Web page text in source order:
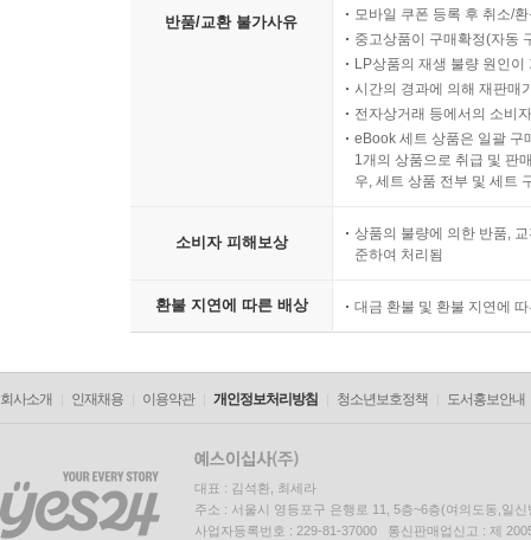
반품/교환 불가사유
모바일 쿠폰 등록 후 취소/
중고상품이 구매확정(자동
LP상품의 재생 불량 원인
시간의 경과에 의해 재판매
전자상거래 등에서의 소비
eBook 세트 상품은 일괄 구
1개의 상품으로 취급 및 판
우, 세트 상품 전부 및 세트
소비자 피해보상
상품의 불량에 의한 반품,
준하여 처리됨
환불 지연에 따른 배상 대금 환불 및 환불 지연에
회사소개 인재채용 이용약관 개인정보처리방침 청소년보호정책 도서홍보안내
대표 : 김석환, 최세라
주소 : 서울시 영등포구 은행로 11, 5층~6층(여의도동,일신
사업자등록번호 : 229-81-37000 통신판매업신고 : 제